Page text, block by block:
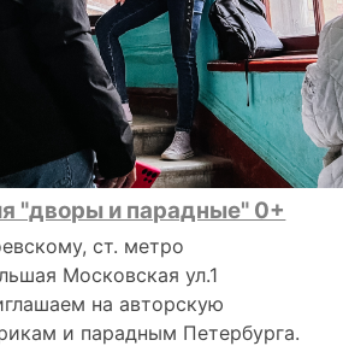
"дворы и парадные" 0+
ст. метро
Московская ул.1
на авторскую
и парадным Петербурга.